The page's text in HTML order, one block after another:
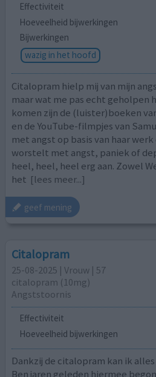
Effectiviteit
Hoeveelheid bijwerkingen
Bijwerkingen
wazig in het hoofd
Citalopram hielp mij van mijn
maar wat me pas echt geholpen
komen zijn de (luister)boeken
en de YouTube-filmpjes van
met angst op basis van haar
worstelt met angst, paniek of
heel, heel, heel erg aan. Zowel
het [lees meer...]
geef mening
Citalopram
25-08-2025 | Vrouw | 57
citalopram (10mg)
Angststoornis
Effectiviteit
Hoeveelheid bijwerkingen
Dankzij de citalopram kan ik
Ben jaren geleden hiermee